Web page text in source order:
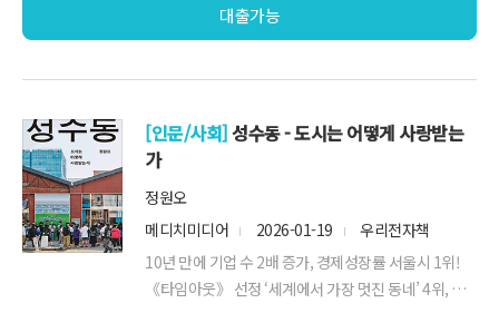
당사자만큼 불안하고 초조하지는...
대출가능
[인문/사회]성수동 - 도시는 어떻게 사랑받는
가
정원오
메디치미디어
2026-01-19
우리전자책
10년 만에 기업 수 2배 증가, 경제성장률 서울시 1위!
《타임아웃》 선정 ‘세계에서 가장 멋진 동네’ 4위, 성